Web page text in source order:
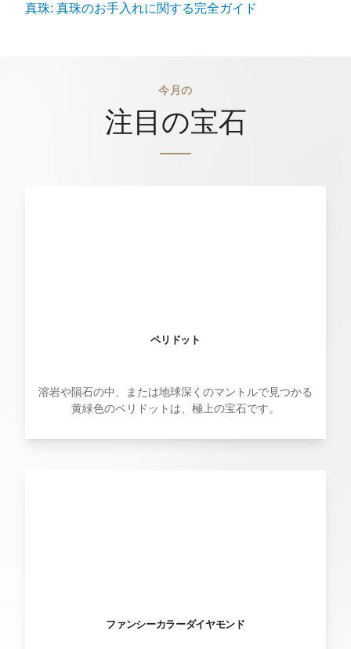
真珠: 真珠のお手入れに関する完全ガイド
今月の
注目の宝石
ペリドット
溶岩や隕石の中、または地球深くのマントルで見つかる
黄緑色のペリドットは、極上の宝石です。
ファンシーカラーダイヤモンド